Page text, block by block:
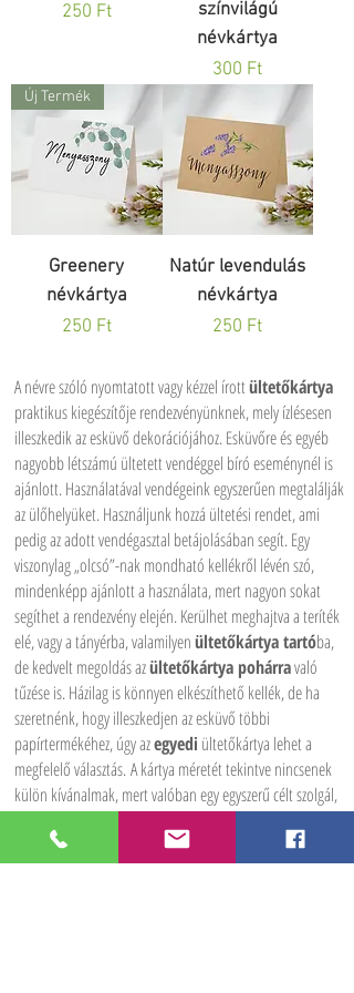
Ár
250 Ft
színvilágú
névkártya
Ár
300 Ft
Új Termék
Greenery
névkártya
Ár
250 Ft
Natúr levendulás
névkártya
Ár
250 Ft
A névre szóló nyomtatott vagy kézzel írottültetőkártya
praktikus kiegészítője rendezvényünknek, mely ízlésesen
illeszkedik az esküvő dekorációjához. Esküvőre és egyéb
nagyobb létszámú ültetett vendéggel bíró eseménynél is
ajánlott. Használatával vendégeink egyszerűen megtalálják
az ülőhelyüket. Használjunk hozzá ültetési rendet, ami
pedig az adott vendégasztal betájolásában segít. Egy
viszonylag „olcsó”-nak mondható kellékről lévén szó,
mindenképp ajánlott a használata, mert nagyon sokat
segíthet a rendezvény elején. Kerülhet meghajtva a teríték
elé, vagy a tányérba, valamilyenültetőkártya tartóba,
de kedvelt megoldás azültetőkártya pohárravaló
tűzése is. Házilag is könnyen elkészíthető kellék, de ha
szeretnénk, hogy illeszkedjen az esküvő többi
papírtermékéhez, úgy azegyedi ültetőkártya lehet a
megfelelő választás.A kártya méretét tekintve nincsenek
külön kívánalmak, mert valóban egy egyszerű célt szolgál,
Decorcity